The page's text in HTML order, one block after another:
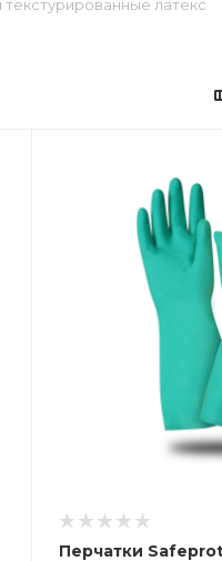
текстурированные латекс
Перчатки